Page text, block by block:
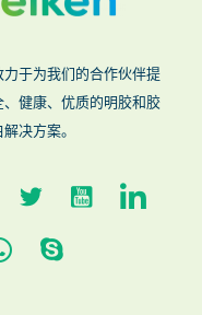
力于为我们的合作伙伴提
、健康、优质的明胶和胶
决方案。